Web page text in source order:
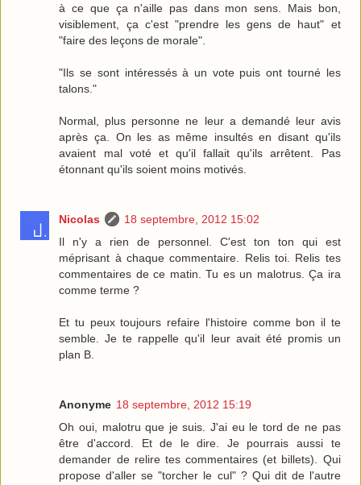
à ce que ça n'aille pas dans mon sens. Mais bon,
visiblement, ça c'est "prendre les gens de haut" et
"faire des leçons de morale".
"Ils se sont intéressés à un vote puis ont tourné les
talons."
Normal, plus personne ne leur a demandé leur avis
après ça. On les as même insultés en disant qu'ils
avaient mal voté et qu'il fallait qu'ils arrêtent. Pas
étonnant qu'ils soient moins motivés.
Nicolas
18 septembre, 2012 15:02
Il n'y a rien de personnel. C'est ton ton qui est
méprisant à chaque commentaire. Relis toi. Relis tes
commentaires de ce matin. Tu es un malotrus. Ça ira
comme terme ?
Et tu peux toujours refaire l'histoire comme bon il te
semble. Je te rappelle qu'il leur avait été promis un
plan B.
Anonyme 18 septembre, 2012 15:19
Oh oui, malotru que je suis. J'ai eu le tord de ne pas
être d'accord. Et de le dire. Je pourrais aussi te
demander de relire tes commentaires (et billets). Qui
propose d'aller se "torcher le cul" ? Qui dit de l'autre